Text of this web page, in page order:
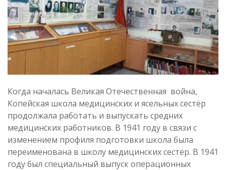
Когда началась Великая Отечественная война,
Копейская школа медицинских и ясельных сестёр
продолжала работать и выпускать средних
медицинских работников. В 1941 году в связи с
изменением профиля подготовки школа была
переименована в школу медицинских сестёр. В 1941
году был специальный выпуск операционных